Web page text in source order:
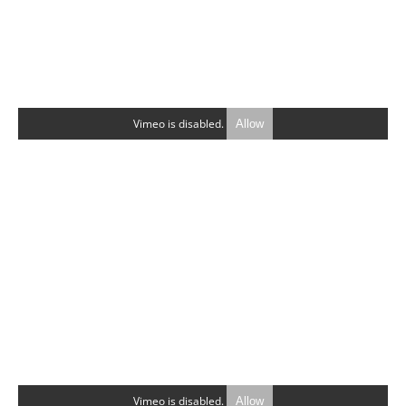
Vimeo is disabled. Allow
Vimeo is disabled. Allow